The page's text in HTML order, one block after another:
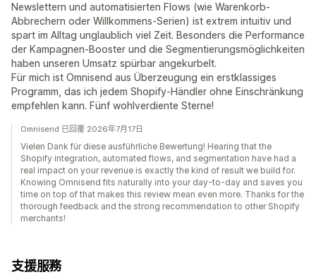
Newslettern und automatisierten Flows (wie Warenkorb-
Abbrechern oder Willkommens-Serien) ist extrem intuitiv und
spart im Alltag unglaublich viel Zeit. Besonders die Performance
der Kampagnen-Booster und die Segmentierungsmöglichkeiten
haben unseren Umsatz spürbar angekurbelt.
Für mich ist Omnisend aus Überzeugung ein erstklassiges
Programm, das ich jedem Shopify-Händler ohne Einschränkung
empfehlen kann. Fünf wohlverdiente Sterne!
Omnisend 已回覆 2026年7月17日
Vielen Dank für diese ausführliche Bewertung! Hearing that the
Shopify integration, automated flows, and segmentation have had a
real impact on your revenue is exactly the kind of result we build for.
Knowing Omnisend fits naturally into your day-to-day and saves you
time on top of that makes this review mean even more. Thanks for the
thorough feedback and the strong recommendation to other Shopify
merchants!
支援服務